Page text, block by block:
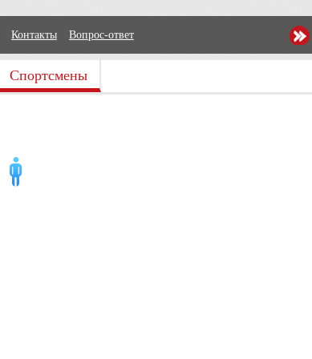
Контакты Вопрос-ответ
Спортсмены